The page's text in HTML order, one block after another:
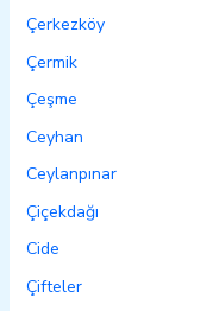
Çerkezköy
Çermik
Çeşme
Ceyhan
Ceylanpınar
Çiçekdağı
Cide
Çifteler